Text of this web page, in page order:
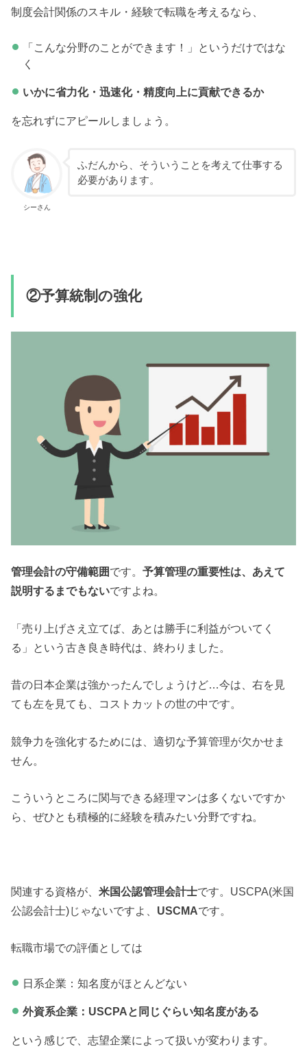
制度会計関係のスキル・経験で転職を考えるなら、
「こんな分野のことができます！」というだけではな
く
いかに省力化・迅速化・精度向上に貢献できるか
を忘れずにアピールしましょう。
シーさん
ふだんから、そういうことを考えて仕事する
必要があります。
②予算統制の強化
管理会計の守備範囲です。予算管理の重要性は、あえて
説明するまでもないですよね。
「売り上げさえ立てば、あとは勝手に利益がついてく
る」という古き良き時代は、終わりました。
昔の日本企業は強かったんでしょうけど…今は、右を見
ても左を見ても、コストカットの世の中です。
競争力を強化するためには、適切な予算管理が欠かせま
せん。
こういうところに関与できる経理マンは多くないですか
ら、ぜひとも積極的に経験を積みたい分野ですね。
関連する資格が、米国公認管理会計士です。USCPA(米国
公認会計士)じゃないですよ、 USCMAです。
転職市場での評価としては
日系企業：知名度がほとんどない
外資系企業：USCPAと同じぐらい知名度がある
という感じで、志望企業によって扱いが変わります。